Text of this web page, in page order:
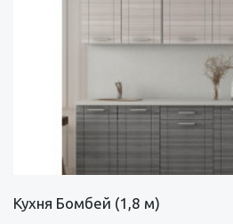
Кухня Бомбей (1,8 м)